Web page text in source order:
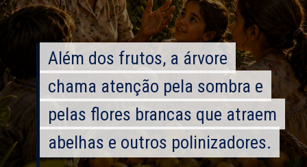
Além dos frutos, a árvore
chama atenção pela sombra e
pelas flores brancas que atraem
abelhas e outros polinizadores.
Além dos frutos, a árvore
chama atenção pela sombra e
pelas flores brancas que atraem
abelhas e outros polinizadores.